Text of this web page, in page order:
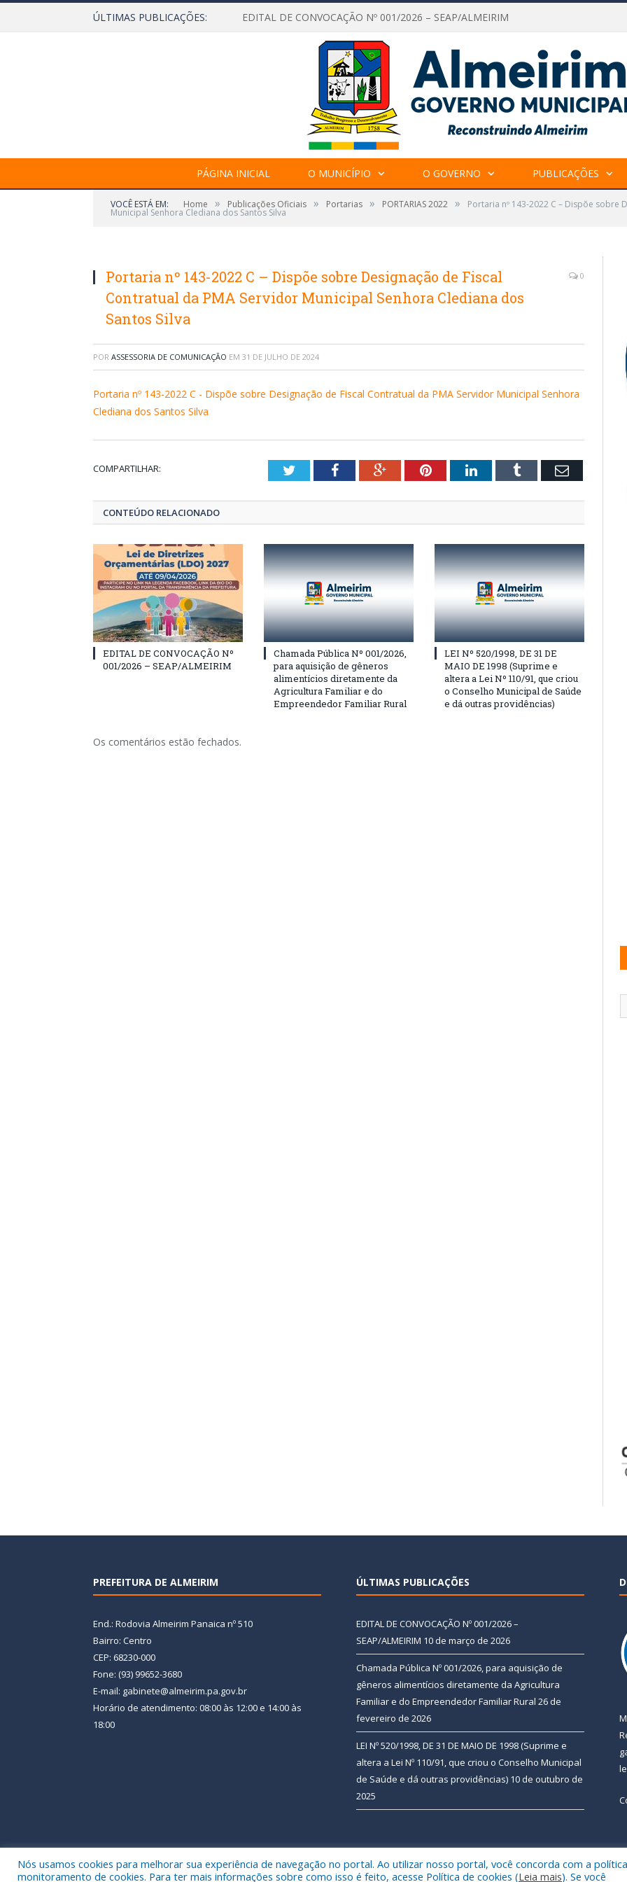
ÚLTIMAS PUBLICAÇÕES: EDITAL DE CONVOCAÇÃO Nº 001/2026 – SEAP/ALMEIRIM
PÁGINA INICIAL O MUNICÍPIO O GOVERNO PUBLICAÇÕES
VOCÊ ESTÁ EM: Home » Publicações Oficiais » Portarias » PORTARIAS 2022 » Portaria nº 143-2022 C – Dispõe sobre
Municipal Senhora Clediana dos Santos Silva
Portaria nº 143-2022 C – Dispõe sobre Designação de Fiscal
Contratual da PMA Servidor Municipal Senhora Clediana dos
Santos Silva
0
POR ASSESSORIA DE COMUNICAÇÃO EM 31 DE JULHO DE 2024
Portaria nº 143-2022 C - Dispõe sobre Designação de Fiscal Contratual da PMA Servidor Municipal Senhora
Clediana dos Santos Silva
COMPARTILHAR: TwitterFacebookGoogle+PinterestLinkedInTumblr Email
CONTEÚDO RELACIONADO
EDITAL DE CONVOCAÇÃO Nº
001/2026 – SEAP/ALMEIRIM
Chamada Pública Nº 001/2026,
para aquisição de gêneros
alimentícios diretamente da
Agricultura Familiar e do
Empreendedor Familiar Rural
LEI Nº 520/1998, DE 31 DE
MAIO DE 1998 (Suprime e
altera a Lei Nº 110/91, que criou
o Conselho Municipal de Saúde
e dá outras providências)
Os comentários estão fechados.
PREFEITURA DE ALMEIRIM
End.: Rodovia Almeirim Panaica nº 510
Bairro: Centro
CEP: 68230-000
Fone: (93) 99652-3680
E-mail: gabinete@almeirim.pa.gov.br
Horário de atendimento: 08:00 às 12:00 e 14:00 às
18:00
ÚLTIMAS PUBLICAÇÕES
EDITAL DE CONVOCAÇÃO Nº 001/2026 –
SEAP/ALMEIRIM 10 de março de 2026
Chamada Pública Nº 001/2026, para aquisição de
gêneros alimentícios diretamente da Agricultura
Familiar e do Empreendedor Familiar Rural 26 de
fevereiro de 2026
LEI Nº 520/1998, DE 31 DE MAIO DE 1998 (Suprime e
altera a Lei Nº 110/91, que criou o Conselho Municipal
de Saúde e dá outras providências) 10 de outubro de
2025
Todos os direitos reservados a Prefeitura Municipal de Almeirim. Mapa do Site
Nós usamos cookies para melhorar sua experiência de navegação no portal. Ao utilizar nosso portal, você concorda com a
monitoramento de cookies. Para ter mais informações sobre como isso é feito, acesse Política de cookies (Leia mais). Se você